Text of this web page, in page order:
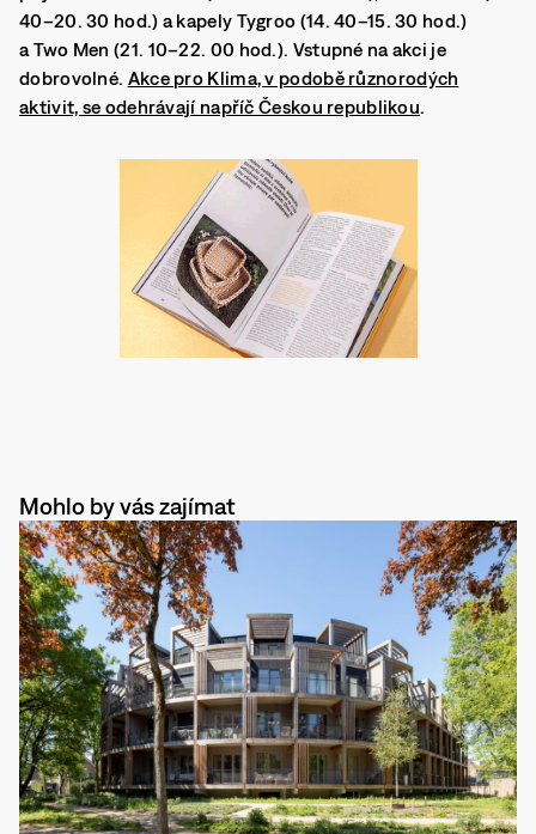
40–20. 30 hod.) a kapely Tygroo (14. 40–15. 30 hod.)
a Two Men (21. 10–22. 00 hod.). Vstupné na akci je
dobrovolné. Akce pro Klima, v podobě různorodých
aktivit, se odehrávají napříč Českou republikou.
Mohlo by vás zajímat